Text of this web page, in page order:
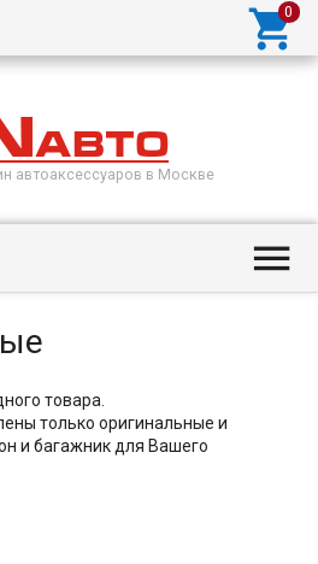

автоаксессуаров в Москве

товара.
только оригинальные и
и багажник для Вашего